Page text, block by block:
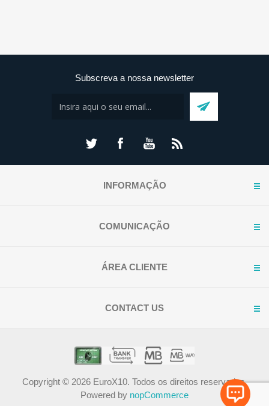
Subscreva a nossa newsletter
INFORMAÇÃO
COMUNICAÇÃO
ÁREA CLIENTE
CONTACT US
Copyright © 2026 EuroX10. Todos os direitos reservados.
Powered by nopCommerce